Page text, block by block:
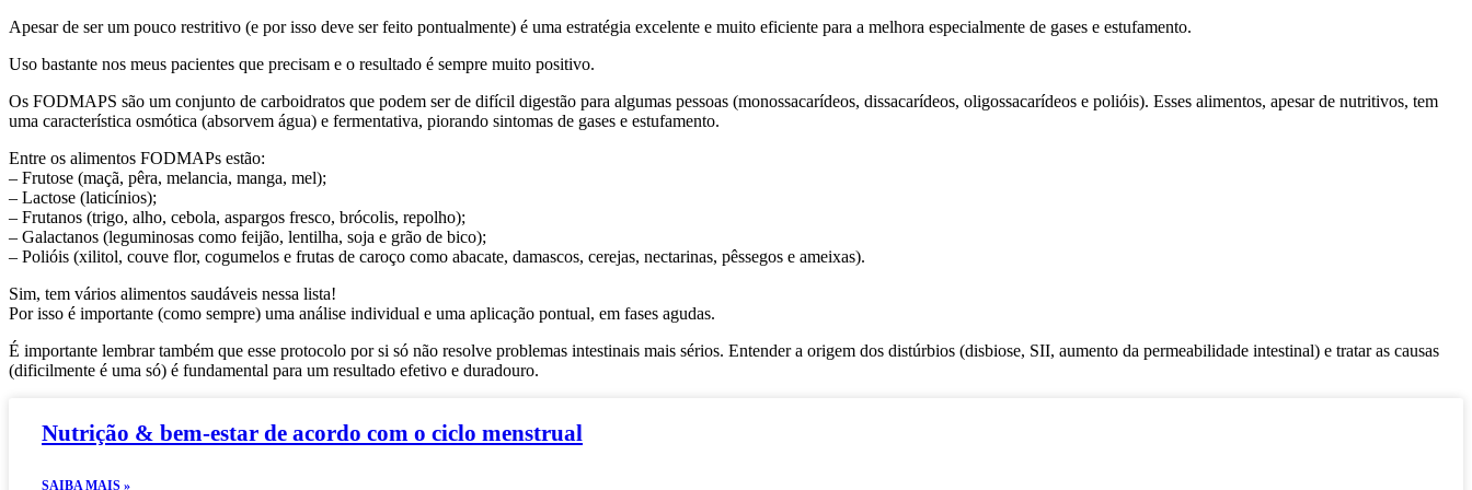
Apesar de ser um pouco restritivo (e por isso deve ser feito pontualmente) é uma estratégia excelente e muito eficiente para a melhora especialmente de gases e estufamento.
Uso bastante nos meus pacientes que precisam e o resultado é sempre muito positivo.
Os FODMAPS são um conjunto de carboidratos que podem ser de difícil digestão para algumas pessoas (monossacarídeos, dissacarídeos, oligossacarídeos e polióis). Esses alimentos, apesar de nutritivos, tem
uma característica osmótica (absorvem água) e fermentativa, piorando sintomas de gases e estufamento.
Entre os alimentos FODMAPs estão:
– Frutose (maçã, pêra, melancia, manga, mel);
– Lactose (laticínios);
– Frutanos (trigo, alho, cebola, aspargos fresco, brócolis, repolho);
– Galactanos (leguminosas como feijão, lentilha, soja e grão de bico);
– Polióis (xilitol, couve flor, cogumelos e frutas de caroço como abacate, damascos, cerejas, nectarinas, pêssegos e ameixas).
Sim, tem vários alimentos saudáveis nessa lista!
Por isso é importante (como sempre) uma análise individual e uma aplicação pontual, em fases agudas.
É importante lembrar também que esse protocolo por si só não resolve problemas intestinais mais sérios. Entender a origem dos distúrbios (disbiose, SII, aumento da permeabilidade intestinal) e tratar as causas
(dificilmente é uma só) é fundamental para um resultado efetivo e duradouro.
Nutrição & bem-estar de acordo com o ciclo menstrual
SAIBA MAIS »